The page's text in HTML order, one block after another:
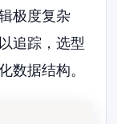
极度复杂
追踪，选型
数据结构。